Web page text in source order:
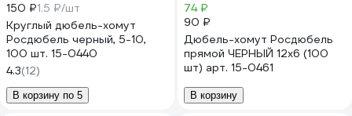
150 ₽1.5 ₽/шт
Круглый дюбель-хомут
Росдюбель черный, 5-10,
100 шт. 15-0440
4.3(12)
В корзину по 5
74 ₽
90 ₽
Дюбель-хомут Росдюбель
прямой ЧЕРНЫЙ 12х6 (100
шт) арт. 15-0461
В корзину